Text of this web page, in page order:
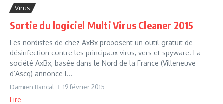
Virus
Sortie du logiciel Multi Virus Cleaner 2015
Les nordistes de chez AxBx proposent un outil gratuit de
désinfection contre les principaux virus, vers et spyware. La
société AxBx, basée dans le Nord de la France (Villeneuve
d’Ascq) annonce l...
Damien Bancal 19 février 2015
Lire